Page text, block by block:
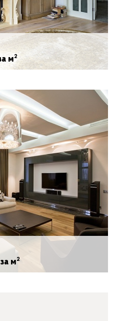
м2
и инженерный
штукатурные
работа по монтажу систем
электромонтажные
плиточные работы,
работы.
000 руб. за м
м2